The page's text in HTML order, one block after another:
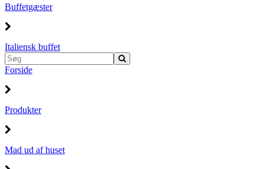
Buffetgæster
Italiensk buffet
Forside
Produkter
Mad ud af huset